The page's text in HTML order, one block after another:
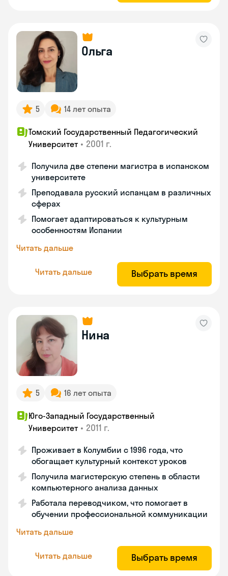
Ольга
5 14 лет опыта
Томский Государственный Педагогический
Университет • 2001 г.
Получила две степени магистра в испанском
университете
Преподавала русский испанцам в различных
сферах
Помогает адаптироваться к культурным
особенностям Испании
Читать дальше
Читать дальше Выбрать время
Нина
5 16 лет опыта
Юго-Западный Государственный
Университет • 2011 г.
Проживает в Колумбии с 1996 года, что
обогащает культурный контекст уроков
Получила магистерскую степень в области
компьютерного анализа данных
Работала переводчиком, что помогает в
обучении профессиональной коммуникации
Читать дальше
Читать дальше Выбрать время